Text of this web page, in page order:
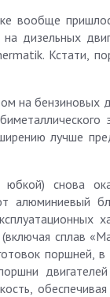
вообще
дизельных
Кстати,
на бензиновых
лучше
снова
алюминиевый
сплав
поршней, в